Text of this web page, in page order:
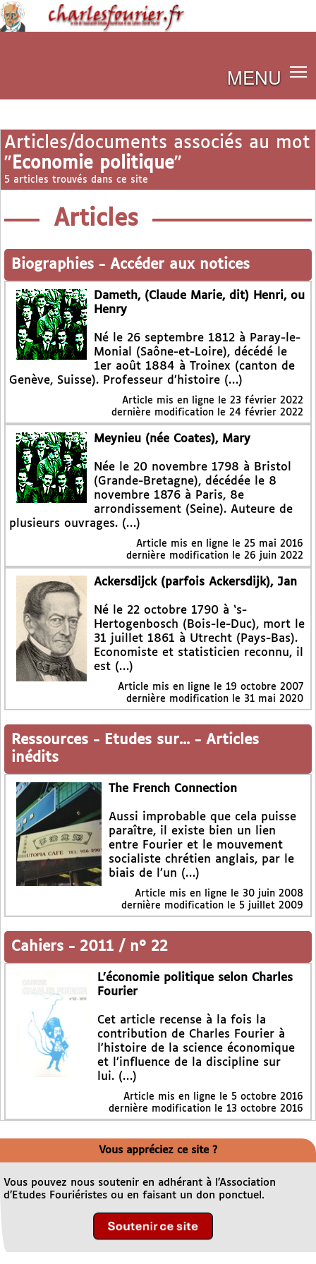
MENU
Articles/documents associés au mot
" Economie politique"
5 articles trouvés dans ce site
Articles
Biographies - Accéder aux notices
Dameth, (Claude Marie, dit) Henri, ou
Henry
Né le 26 septembre 1812 à Paray-le-
Monial (Saône-et-Loire), décédé le
1er août 1884 à Troinex (canton de
Genève, Suisse). Professeur d’histoire (…)
Article mis en ligne le 23 février 2022
dernière modification le 24 février 2022
Meynieu (née Coates), Mary
Née le 20 novembre 1798 à Bristol
(Grande-Bretagne), décédée le 8
novembre 1876 à Paris, 8e
arrondissement (Seine). Auteure de
plusieurs ouvrages. (…)
Article mis en ligne le 25 mai 2016
dernière modification le 26 juin 2022
Ackersdijck (parfois Ackersdijk), Jan
Né le 22 octobre 1790 à ‘s-
Hertogenbosch (Bois-le-Duc), mort le
31 juillet 1861 à Utrecht (Pays-Bas).
Economiste et statisticien reconnu, il
est (…)
Article mis en ligne le 19 octobre 2007
dernière modification le 31 mai 2020
Ressources - Etudes sur... - Articles
inédits
The French Connection
Aussi improbable que cela puisse
paraître, il existe bien un lien
entre Fourier et le mouvement
socialiste chrétien anglais, par le
biais de l’un (…)
Article mis en ligne le 30 juin 2008
dernière modification le 5 juillet 2009
Cahiers - 2011 / n° 22
L’économie politique selon Charles
Fourier
Cet article recense à la fois la
contribution de Charles Fourier à
l’histoire de la science économique
et l’influence de la discipline sur
lui. (…)
Article mis en ligne le 5 octobre 2016
dernière modification le 13 octobre 2016
Vous appréciez ce site ?
Vous pouvez nous soutenir en adhérant à l’Association
d’Etudes Fouriéristes ou en faisant un don ponctuel.